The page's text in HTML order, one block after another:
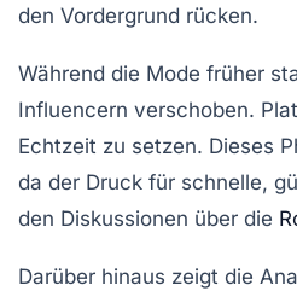
den Vordergrund rücken.
Während die Mode früher
Influencern verschoben.
Echtzeit zu setzen. Dieses
da der Druck für schnelle,
den Diskussionen über die
Darüber hinaus zeigt die